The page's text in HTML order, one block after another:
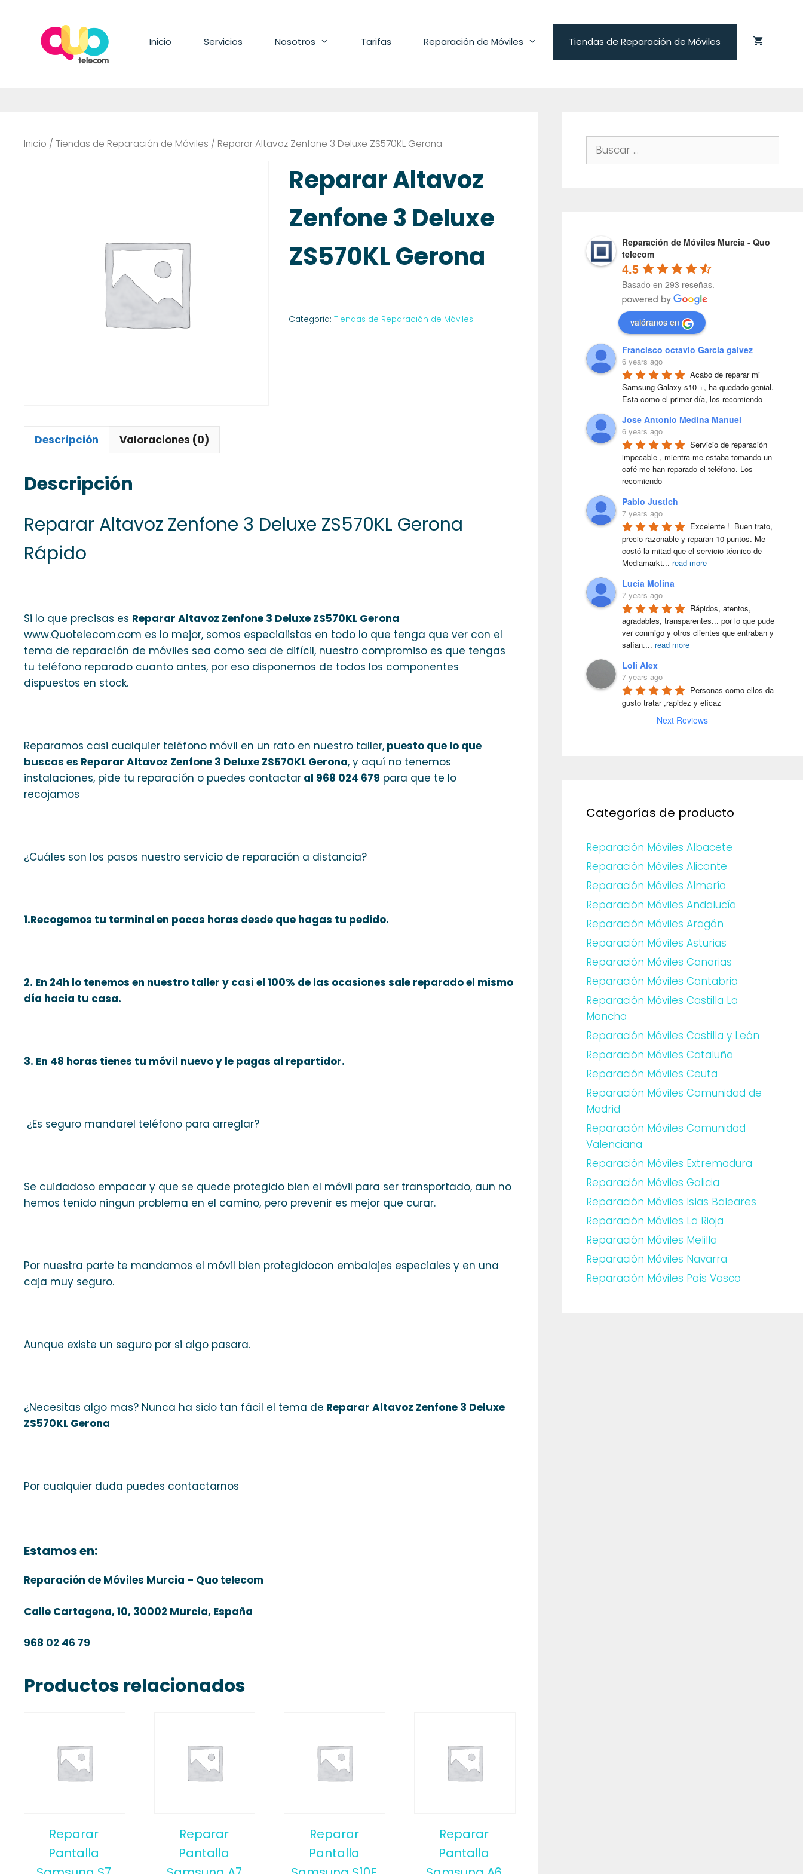
contenido
Inicio Servicios Nosotros Tarifas Reparación de Móviles Tiendas de Reparación de Móviles
Inicio / Tiendas de Reparación de Móviles / Reparar Altavoz Zenfone 3 Deluxe ZS570KL Gerona
Reparar Altavoz
Zenfone 3 Deluxe
ZS570KL Gerona
Categoría:Tiendas de Reparación de Móviles
Descripción Valoraciones (0)
Descripción
Reparar Altavoz Zenfone 3 Deluxe ZS570KL Gerona
Rápido
Si lo que precisas es Reparar Altavoz Zenfone 3 Deluxe ZS570KL Gerona
www.Quotelecom.com es lo mejor, somos especialistas en todo lo que tenga que ver con el
tema de reparación de móviles sea como sea de difícil, nuestro compromiso es que tengas
tu teléfono reparado cuanto antes, por eso disponemos de todos los componentes
dispuestos en stock.
Reparamos casi cualquier teléfono móvil en un rato en nuestro taller, puesto que lo que
buscas es Reparar Altavoz Zenfone 3 Deluxe ZS570KL Gerona, y aquí no tenemos
instalaciones, pide tu reparación o puedes contactar al 968 024 679 para que te lo
recojamos
¿Cuáles son los pasos nuestro servicio de reparación a distancia?
1.Recogemos tu terminal en pocas horas desde que hagas tu pedido.
2. En 24h lo tenemos en nuestro taller y casi el 100% de las ocasiones sale reparado el mismo
día hacia tu casa.
3. En 48 horas tienes tu móvil nuevo y le pagas al repartidor.
¿Es seguro mandarel teléfono para arreglar?
Se cuidadoso empacar y que se quede protegido bien el móvil para ser transportado, aun no
hemos tenido ningun problema en el camino, pero prevenir es mejor que curar.
Por nuestra parte te mandamos el móvil bien protegidocon embalajes especiales y en una
caja muy seguro.
Aunque existe un seguro por si algo pasara.
¿Necesitas algo mas? Nunca ha sido tan fácil el tema de Reparar Altavoz Zenfone 3 Deluxe
ZS570KL Gerona
Por cualquier duda puedes contactarnos
Estamos en:
Reparación de Móviles Murcia – Quo telecom
Calle Cartagena, 10, 30002 Murcia, España
968 02 46 79
Productos relacionados
Reparar
Pantalla
Reparar
Pantalla
Reparar
Pantalla
Reparar
Pantalla
Buscar:
Reparación de Móviles Murcia - Quo
telecom
4.5
Basado en 293 reseñas.
valóranos en
Francisco octavio Garcia galvez
6 years ago
Acabo de reparar mi
Samsung Galaxy s10 +, ha quedado genial.
Esta como el primer día, los recomiendo
Jose Antonio Medina Manuel
6 years ago
Servicio de reparación
impecable , mientra me estaba tomando un
café me han reparado el teléfono. Los
recomiendo
Pablo Justich
7 years ago
Excelente !  Buen trato,
precio razonable y reparan 10 puntos. Me
costó la mitad que el servicio técnico de
Mediamarkt... read more
Lucia Molina
7 years ago
Rápidos, atentos,
agradables, transparentes... por lo que pude
ver conmigo y otros clientes que entraban y
salían.... read more
Loli Alex
7 years ago
Personas como ellos da
gusto tratar ,rapidez y eficaz
Next Reviews
Categorías de producto
Reparación Móviles Albacete
Reparación Móviles Alicante
Reparación Móviles Almería
Reparación Móviles Andalucía
Reparación Móviles Aragón
Reparación Móviles Asturias
Reparación Móviles Canarias
Reparación Móviles Cantabria
Reparación Móviles Castilla La
Mancha
Reparación Móviles Castilla y León
Reparación Móviles Cataluña
Reparación Móviles Ceuta
Reparación Móviles Comunidad de
Madrid
Reparación Móviles Comunidad
Valenciana
Reparación Móviles Extremadura
Reparación Móviles Galicia
Reparación Móviles Islas Baleares
Reparación Móviles La Rioja
Reparación Móviles Melilla
Reparación Móviles Navarra
Reparación Móviles País Vasco